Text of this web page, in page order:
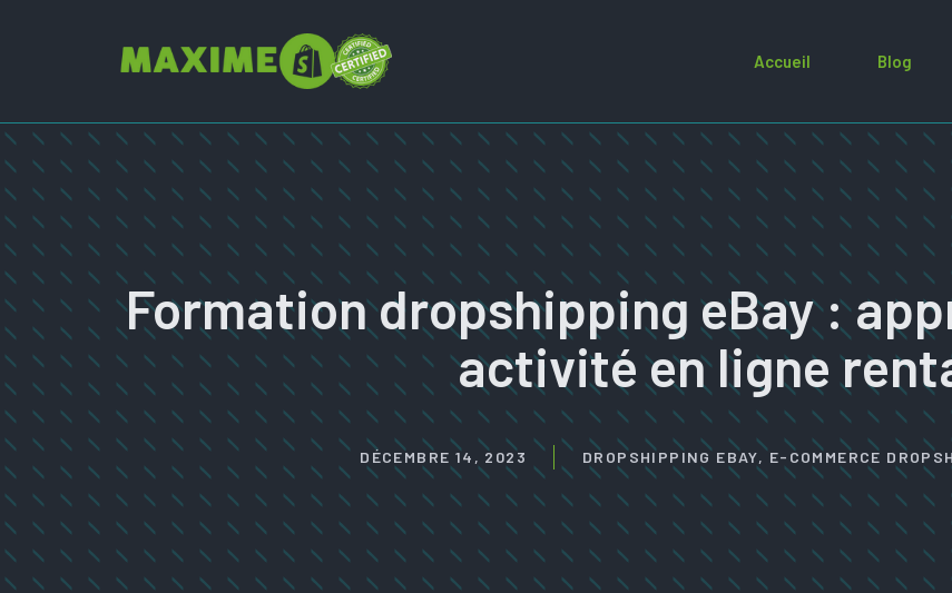
Accueil Blog
Formation dropshipping eBay :
activité en ligne
DÉCEMBRE 14, 2023 DROPSHIPPING EBAY,E-COMMERCE